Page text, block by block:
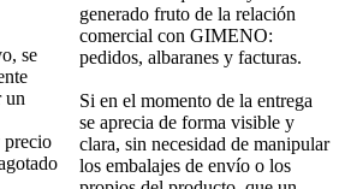
se
un
precio
generado fruto de la relación
comercial con GIMENO:
pedidos, albaranes y facturas.
Si en el momento de la entrega
se aprecia de forma visible y
clara, sin necesidad de manipular
los embalajes de envío o los